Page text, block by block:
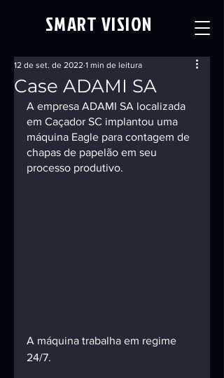
SMART VISION
Case ADAMI SA
12 de set. de 2022 1 min de leitura
A empresa ADAMI SA localizada
em Caçador SC implantou uma
máquina Eagle para contagem de
chapas de papelão em seu
processo produtivo.
A máquina trabalha em regime
24/7.